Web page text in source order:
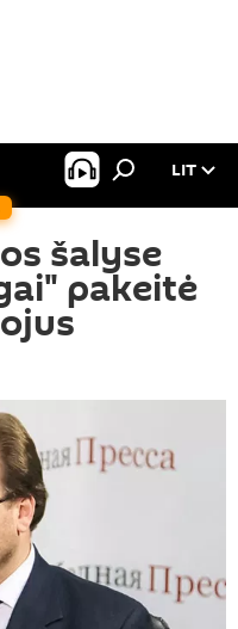
LIT
šalyse
pakeitė